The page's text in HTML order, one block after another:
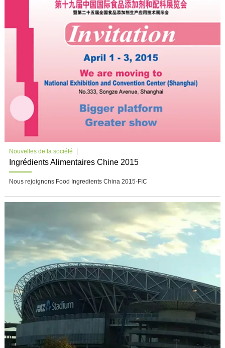
Nouvelles de la société
Ingrédients Alimentaires Chine 2015
Nous rejoignons Food Ingredients China 2015-FIC